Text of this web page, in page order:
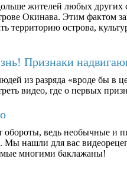
жителей любых других
Окинава. Этим фактом
территорию острова,
Признаки
из разряда «вроде бы в
видео, где о первых
обороты, ведь необычные и
нашли для вас
многими баклажаны!